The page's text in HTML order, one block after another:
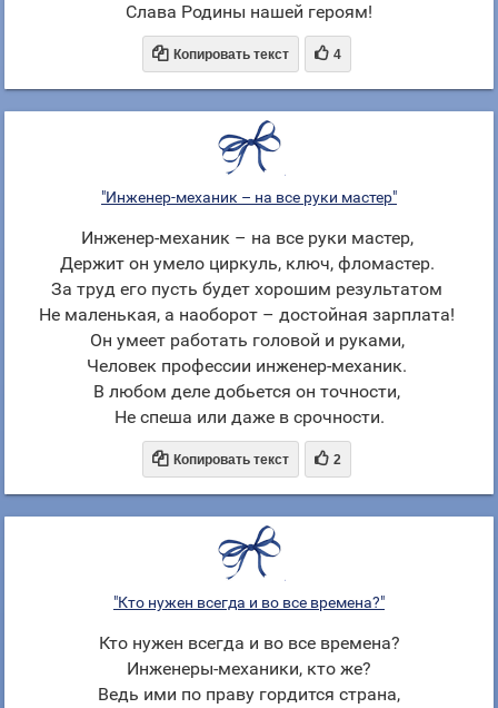
Слава Родины нашей героям!
 Копировать текст  4
"Инженер-механик – на все руки мастер"
Инженер-механик – на все руки мастер,
Держит он умело циркуль, ключ, фломастер.
За труд его пусть будет хорошим результатом
Не маленькая, а наоборот – достойная зарплата!
Он умеет работать головой и руками,
Человек профессии инженер-механик.
В любом деле добьется он точности,
Не спеша или даже в срочности.
 Копировать текст  2
"Кто нужен всегда и во все времена?"
Кто нужен всегда и во все времена?
Инженеры-механики, кто же?
Ведь ими по праву гордится страна,